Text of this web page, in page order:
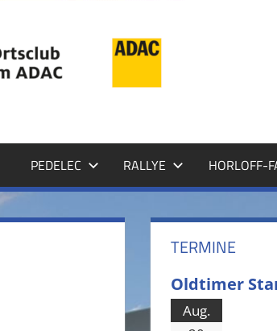
PEDELEC RALLYE HORLOFF-
TERMINE
Oldtimer
Aug.